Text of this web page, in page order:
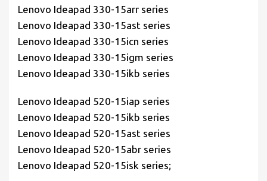
Lenovo Ideapad 330-15arr series
Lenovo Ideapad 330-15ast series
Lenovo Ideapad 330-15icn series
Lenovo Ideapad 330-15igm series
Lenovo Ideapad 330-15ikb series
Lenovo Ideapad 520-15iap series
Lenovo Ideapad 520-15ikb series
Lenovo Ideapad 520-15ast series
Lenovo Ideapad 520-15abr series
Lenovo Ideapad 520-15isk series;